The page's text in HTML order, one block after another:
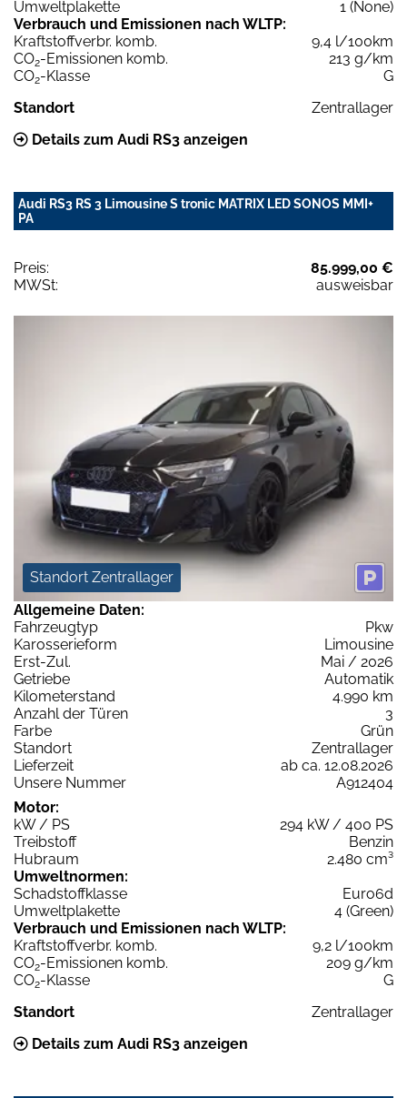
Umweltplakette
1 (None)
Verbrauch und Emissionen nach WLTP:
Kraftstoffverbr. komb.
9,4 l/100km
CO2-Emissionen komb.
213 g/km
CO2-Klasse
G
Standort
Zentrallager
Details zum Audi RS3 anzeigen
Audi RS3 RS 3 Limousine S tronic MATRIX LED SONOS MMI+
PA
Preis:
85.999,00 €
MWSt:
ausweisbar
Standort Zentrallager
Allgemeine Daten:
Fahrzeugtyp
Pkw
Karosserieform
Limousine
Erst-Zul.
Mai / 2026
Getriebe
Automatik
Kilometerstand
4.990 km
Anzahl der Türen
3
Farbe
Grün
Standort
Zentrallager
Lieferzeit
ab ca. 12.08.2026
Unsere Nummer
A912404
Motor:
kW / PS
294 kW / 400 PS
Treibstoff
Benzin
Hubraum
2.480 cm³
Umweltnormen:
Schadstoffklasse
Euro6d
Umweltplakette
4 (Green)
Verbrauch und Emissionen nach WLTP:
Kraftstoffverbr. komb.
9,2 l/100km
CO2-Emissionen komb.
209 g/km
CO2-Klasse
G
Standort
Zentrallager
Details zum Audi RS3 anzeigen